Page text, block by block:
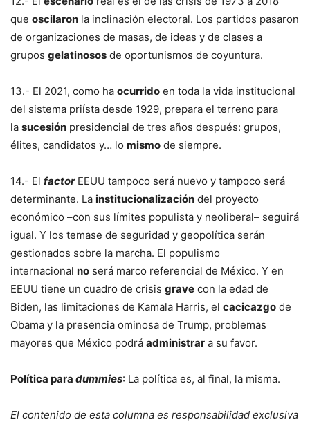
que oscilaron la inclinación electoral. Los partidos pasaron
de organizaciones de masas, de ideas y de clases a
grupos gelatinosos de oportunismos de coyuntura.
13.- El 2021, como ha ocurrido en toda la vida institucional
del sistema priísta desde 1929, prepara el terreno para
la sucesión presidencial de tres años después: grupos,
élites, candidatos y… lo mismo de siempre.
14.- El factorEEUU tampoco será nuevo y tampoco será
determinante. La institucionalización del proyecto
económico –con sus límites populista y neoliberal– seguirá
igual. Y los temase de seguridad y geopolítica serán
gestionados sobre la marcha. El populismo
internacional no será marco referencial de México. Y en
EEUU tiene un cuadro de crisis grave con la edad de
Biden, las limitaciones de Kamala Harris, el cacicazgo de
Obama y la presencia ominosa de Trump, problemas
mayores que México podrá administrar a su favor.
Política para dummies: La política es, al final, la misma.
El contenido de esta columna es responsabilidad exclusiva